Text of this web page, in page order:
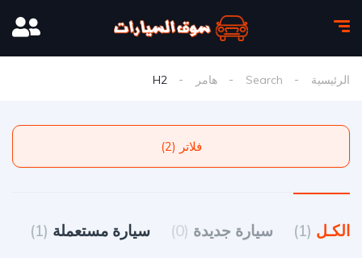
الرئيسية Search هامر H2
فلاتر (2)
الكـل (1) سيارة جديدة (0) سيارة مستعملة (1)